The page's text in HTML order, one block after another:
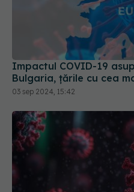
Impactul COVID-19
Bulgaria, țările cu cea
03 sep 2024, 15:42